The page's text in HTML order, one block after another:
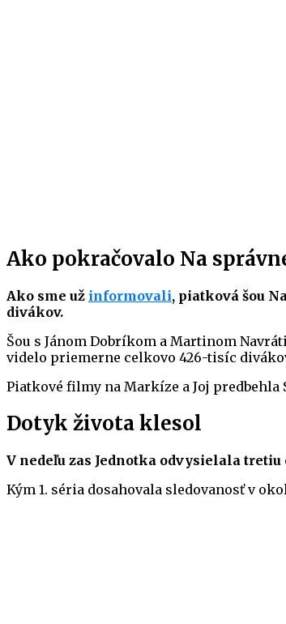
Ako pokračovalo Na
Ako sme už informovali, piatková šou
divákov.
Šou s Jánom Dobríkom a Martinom
videlo priemerne celkovo 426-tisíc
Piatkové filmy na Markíze a Joj
Dotyk života klesol
V nedeľu zas Jednotka odvysielala
Kým 1. séria dosahovala sledovanosť v